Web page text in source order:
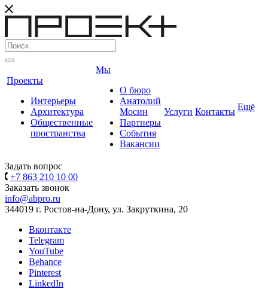
Проекты
Интерьеры
Архитектура
Общественные
пространства
Мы
О бюро
Анатолий
Мосин
Партнеры
События
Вакансии
Услуги Контакты Ещё
Задать вопрос
+7 863 210 10 00
Заказать звонок
info@abpro.ru
344019 г. Ростов-на-Дону, ул. Закруткина, 20
Вконтакте
Telegram
YouTube
Behance
Pinterest
LinkedIn